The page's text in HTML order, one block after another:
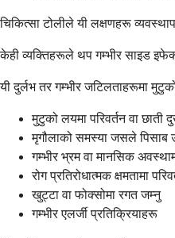
चिकित्सा टोलीले यी लक्षणहरू
केही व्यक्तिहरूले थप गम्भीर साइड
यी दुर्लभ तर गम्भीर जटिलताहरूमा
मुटुको लयमा परिवर्तन वा छाती
मृगौलाको समस्या जसले पिसाब
गम्भीर भ्रम वा मानसिक
रोग प्रतिरोधात्मक क्षमतामा
खुट्टा वा फोक्सोमा रगत जम्नु
गम्भीर एलर्जी प्रतिक्रियाहरू